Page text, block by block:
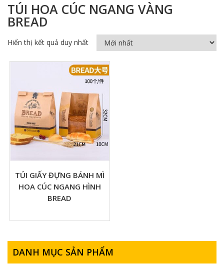
TÚI HOA CÚC NGANG VÀNG
BREAD
Hiển thị kết quả duy nhất
TÚI GIẤY ĐỰNG BÁNH MÌ
HOA CÚC NGANG HÌNH
BREAD
DANH MỤC SẢN PHẨM